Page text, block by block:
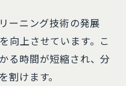
ーニング技術の発展
向上させています。こ
る時間が短縮され、分
けます。